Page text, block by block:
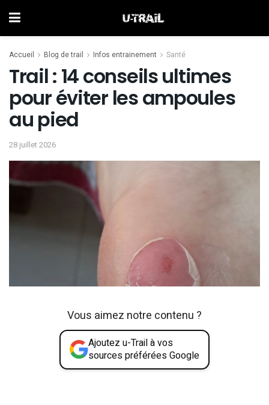
Accueil Blog de trail Infos entrainement Santé
Trail : 14 conseils ultimes
pour éviter les ampoules
au pied
28 juillet 2026
Vous aimez notre contenu ?
Ajoutez u-Trail à vos
sources préférées Google